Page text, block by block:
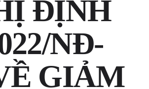
ĐỊNH
NĐ-
GIẢM